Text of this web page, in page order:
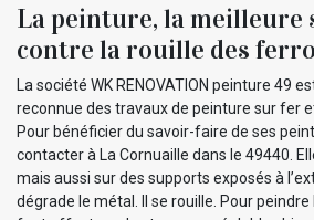
La peinture, la meilleure
contre la rouille des
La société WK RENOVATION peinture 49
reconnue des travaux de peinture sur fer
Pour bénéficier du savoir-faire de ses
contacter à La Cornuaille dans le 49440.
mais aussi sur des supports exposés à
dégrade le métal. Il se rouille. Pour peindre